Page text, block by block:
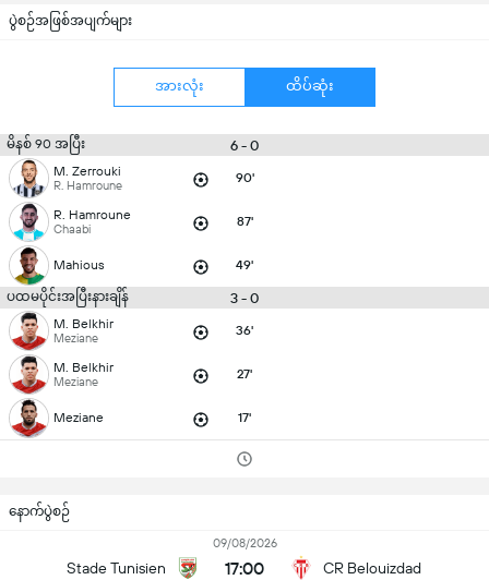
ပွဲစဉ်အဖြစ်အပျက်များ
အားလုံး ထိပ်ဆုံး
မိနစ် 90 အပြီး 6 - 0
M. Zerrouki
R. Hamroune 90'
R. Hamroune
Chaabi 87'
Mahious 49'
ပထမပိုင်းအပြီးနားချိန် 3 - 0
M. Belkhir
Meziane 36'
M. Belkhir
Meziane 27'
Meziane 17'
နောက်ပွဲစဉ်
Stade Tunisien
09/08/2026
17:00 CR Belouizdad